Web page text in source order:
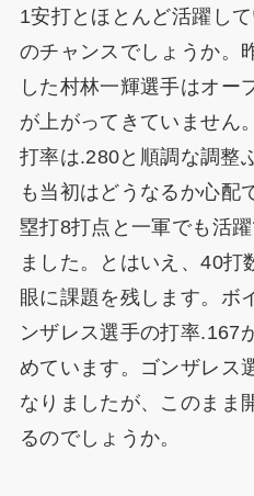
1安打とほとんど活躍し
のチャンスでしょうか。
した村林一輝選手はオー
が上がってきていません
打率は.280と順調な調整
も当初はどうなるか心配
塁打8打点と一軍でも活
ました。とはいえ、40打
眼に課題を残します。ボ
ンザレス選手の打率.167
めています。ゴンザレス
なりましたが、このまま
るのでしょうか。